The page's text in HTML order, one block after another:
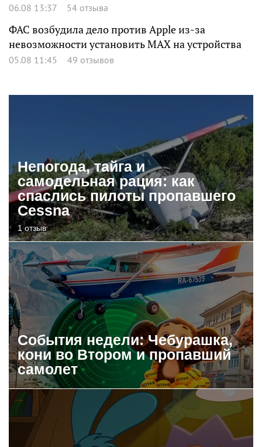
06.08 13:37 54 отзыва
ФАС возбудила дело против Apple из-за
невозможности установить MAX на устройства
05.08 11:45 49 отзывов
Непогода, тайга и
самодельная рация: как
спаслись пилоты пропавшего
Cessna
1 отзыв
События недели: Чебурашка,
кони во Втором и пропавший
самолет